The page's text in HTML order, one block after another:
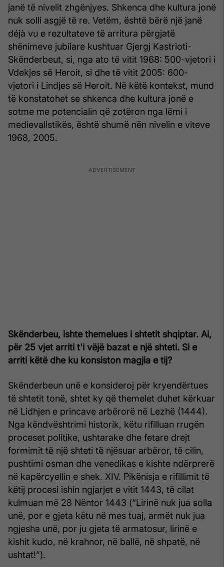
janë të nivelit zhgënjyes. Shkenca dhe kultura jonë
nuk solli asgjë të re. Vetëm, është bërë një janë
déjà vu e rezultateve të arritura përgjatë
shënimeve jubilare kushtuar Gjergj Kastrioti-
Skënderbeut, si, nga ato të vitit 1968: 500-vjetori i
Vdekjes së Heroit, si dhe të vitit 2005: 600-
vjetori i Lindjes së Heroit. Në këtë kontekst, mund
të konstatohet se shkenca dhe kultura jonë e
sotme me potencialin që zotëron nga lëmi i
medievalistikës, është shumë nën nivelin e viteve
1968, 2005.
Skënderbeu, ishte themelues i shtetit shqiptar. Ai,
për 25 vjet arriti t'i vëjë bazat e një shteti. Si e
arriti këtë dhe ku konsiston magjia e tij?
Skënderbeun unë e konsideroj për kryendërtues
të shtetit tonë, shtet ky që themelet duhet kërkuar
në Lidhjen e princave arbërorë në Lezhë (1444).
Nga këndvështrimi historik, këtu rifilluan rrugën
proceset politike, ushtarake dhe fetare drejt
formimit të një shteti të njësuar arbëror, të cilin,
pushtimi osman dhe venedikas e kishte ndërprerë
në kapërcyellin e shek. XIV. Pikënisja e rifillimit të
këtij procesi ishin ngjarjet e vitit 1443, të cilat
kulmuan më 28 Nëntor 1443 (“Lirinë nuk jua solla
unë, por e gjeta këtu në mes tuaj, armët nuk jua
ngjesha unë, por ju gjeta të armatosur, lirinë e
kishit kudo, në krahnor, në ballë, në shpatë, në
ushtat!”).